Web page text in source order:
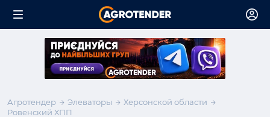
Агротендер Элеваторы
Херсонской области
Ровенский ХПП